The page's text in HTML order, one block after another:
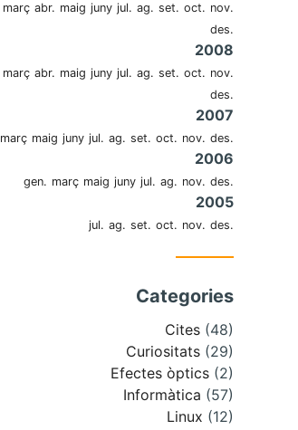
març abr. maig juny jul. ag. set. oct. nov.
des.
2008
març abr. maig juny jul. ag. set. oct. nov.
des.
2007
març maig juny jul. ag. set. oct. nov. des.
2006
gen. març maig juny jul. ag. nov. des.
2005
jul. ag. set. oct. nov. des.
Categories
Cites (48)
Curiositats (29)
Efectes òptics (2)
Informàtica (57)
Linux (12)